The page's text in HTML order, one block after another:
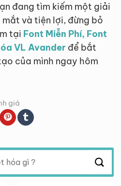
đang tìm kiếm một giải
và tiện lợi, đừng bỏ
tại Font Miễn Phí, Font
VL Avander để bắt
của mình ngay hôm
giá